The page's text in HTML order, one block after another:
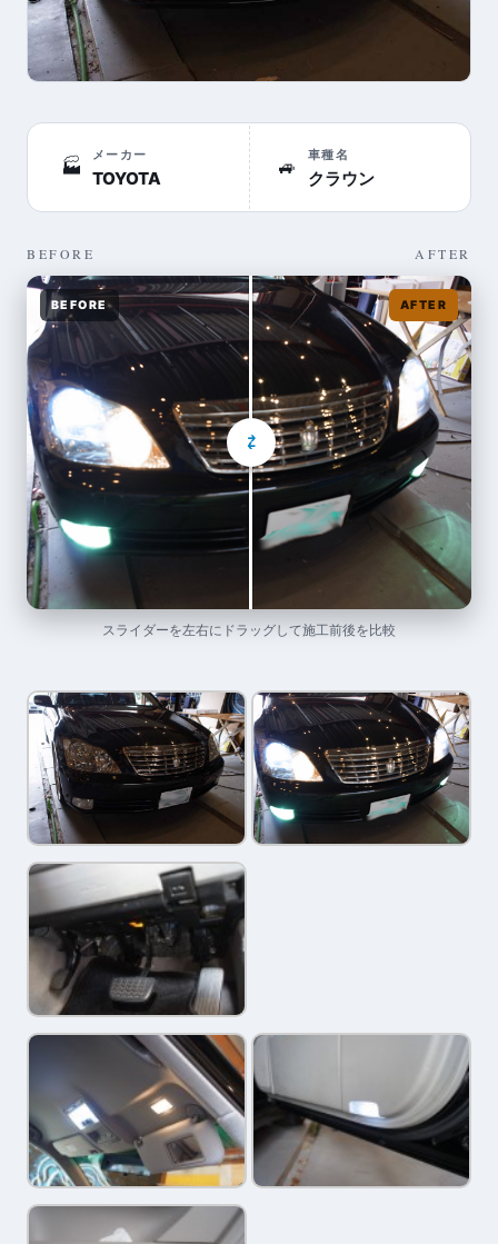
🏭
メーカー
TOYOTA
🚙
車種名
クラウン
BEFORE AFTER
BEFORE AFTER
⇄
スライダーを左右にドラッグして施工前後を比較